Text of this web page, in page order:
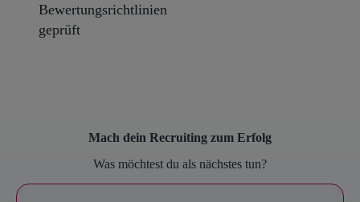
Bewertungsrichtlinien
geprüft
Mach dein Recruiting zum Erfolg
Was möchtest du als nächstes tun?